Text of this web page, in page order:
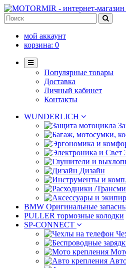
мой аккаунт
корзина: 0
Популярные товары
Доставка
Личный кабинет
Контакты
WUNDERLICH
Дизайн
BMW Оригинальные
PULLER тормозные колодки
SP-CONNECT